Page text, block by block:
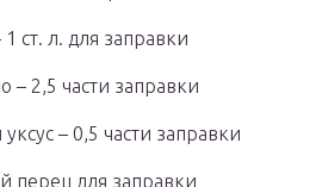
ст. л. для заправки
– 2,5 части заправки
– 0,5 части заправки
перец для заправки